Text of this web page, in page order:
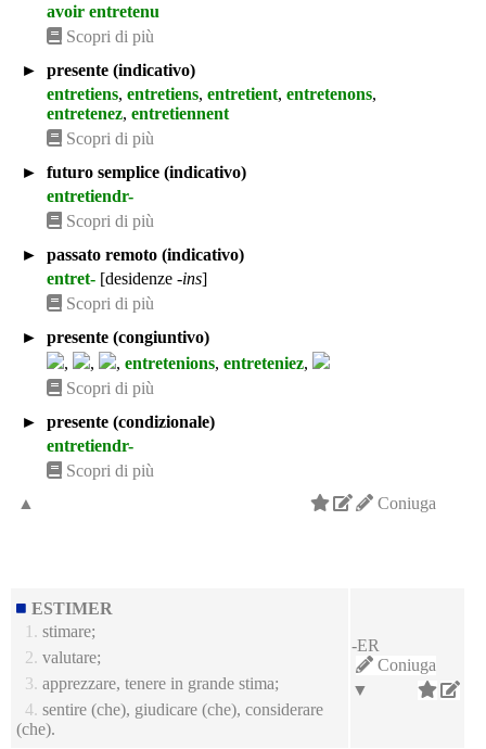
avoir entretenu
Scopri di più
►
presente (indicativo)
entretiens, entretiens, entretient, entretenons,
entretenez, entretiennent
Scopri di più
►
futuro semplice (indicativo)
entretiendr-
Scopri di più
►
passato remoto (indicativo)
entret- [desidenze -ins]
Scopri di più
►
presente (congiuntivo)
,
, , entretenions, entreteniez,
Scopri di più
►
presente (condizionale)
entretiendr-
Scopri di più
Coniuga
▲
ESTIMER
1. stimare;
2. valutare;
3. apprezzare, tenere in grande stima;
4. sentire (che), giudicare (che), considerare
(che).
-ER
Coniuga
▼